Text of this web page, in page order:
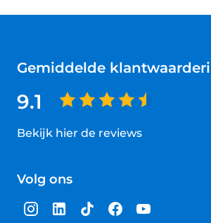
Gemiddelde
9.1
Bekijk hier de reviews
van
sterren
Volg ons